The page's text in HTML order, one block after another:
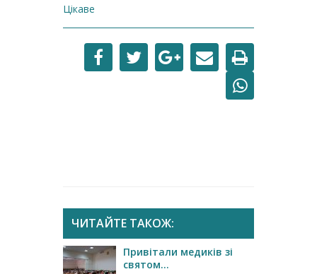
Цікаве
ЧИТАЙТЕ ТАКОЖ:
Привітали медиків зі
святом...